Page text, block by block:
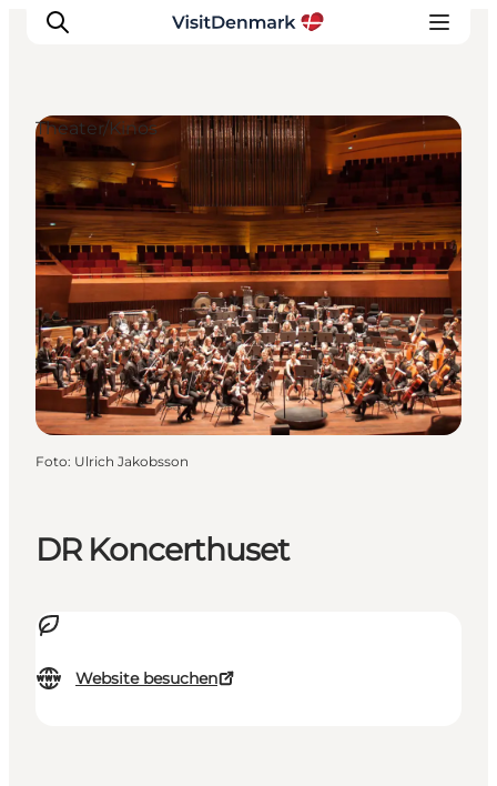
Inspiration
Regionen
Erlebnisse
Unterkünfte
Reiseplanung
DR Koncerthuset
Website besuchen
Theater/Kinos
Foto: Ulrich Jakobsson